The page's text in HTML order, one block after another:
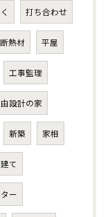
打ち合わせ
断熱材 平屋
工事監理
設計の家
新築 家相
て
ー